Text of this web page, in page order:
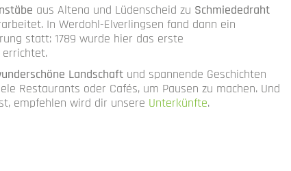
aus Altena und Lüdenscheid zu Schmiededraht
In Werdohl-Elverlingsen fand dann ein
statt: 1789 wurde hier das erste
errichtet.
Landschaft und spannende Geschichten
Restaurants oder Cafés, um Pausen zu machen. Und
empfehlen wird dir unsere Unterkünfte.